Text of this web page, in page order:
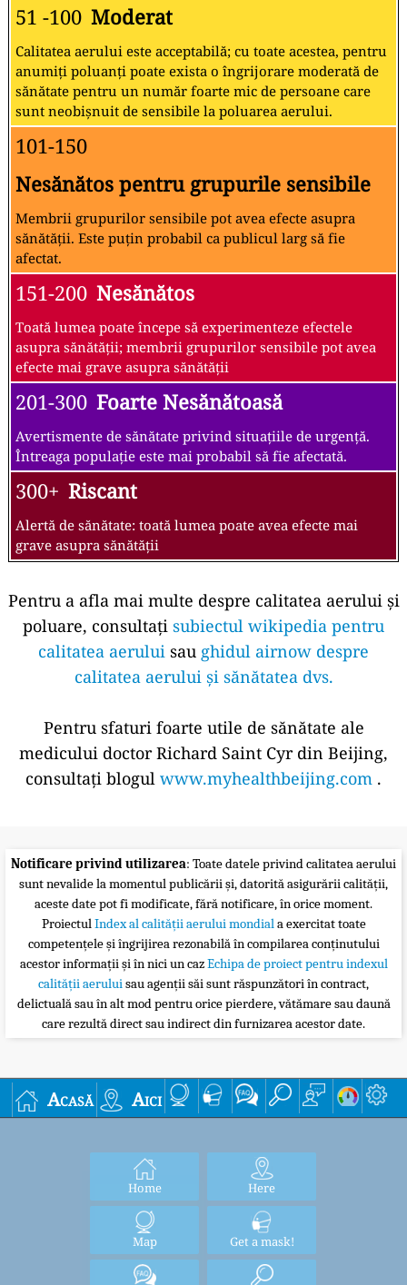
51 -100 Moderat
Calitatea aerului este acceptabilă; cu toate acestea, pentru
anumiți poluanți poate exista o îngrijorare moderată de
sănătate pentru un număr foarte mic de persoane care
sunt neobișnuit de sensibile la poluarea aerului.
101-150
Nesănătos pentru grupurile sensibile
Membrii grupurilor sensibile pot avea efecte asupra
sănătății. Este puțin probabil ca publicul larg să fie
afectat.
151-200 Nesănătos
Toată lumea poate începe să experimenteze efectele
asupra sănătății; membrii grupurilor sensibile pot avea
efecte mai grave asupra sănătății
201-300 Foarte Nesănătoasă
Avertismente de sănătate privind situațiile de urgență.
Întreaga populație este mai probabil să fie afectată.
300+ Riscant
Alertă de sănătate: toată lumea poate avea efecte mai
grave asupra sănătății
Pentru a afla mai multe despre calitatea aerului și
poluare, consultați subiectul wikipedia pentru
calitatea aerului sau ghidul airnow despre
calitatea aerului și sănătatea dvs.
Pentru sfaturi foarte utile de sănătate ale
medicului doctor Richard Saint Cyr din Beijing,
consultați blogul www.myhealthbeijing.com .
Notificare privind utilizarea: Toate datele privind calitatea aerului
sunt nevalide la momentul publicării și, datorită asigurării calității,
aceste date pot fi modificate, fără notificare, în orice moment.
ProiectulIndex al calității aerului mondiala exercitat toate
competențele și îngrijirea rezonabilă în compilarea conținutului
acestor informații și în nici un cazEchipa de proiect pentru indexul
calității aeruluisau agenții săi sunt răspunzători în contract,
delictuală sau în alt mod pentru orice pierdere, vătămare sau daună
care rezultă direct sau indirect din furnizarea acestor date.
Acasă Aici
Home Here
Map Get a mask!